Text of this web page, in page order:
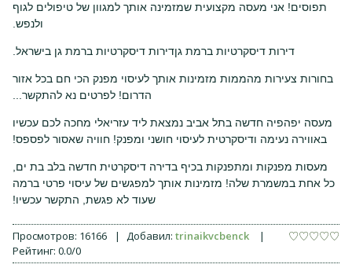
תפוסים! אני מעסה מקצועית שמזמינה אותך למגוון של טיפולים לגוף
ולנפש.
דירות דיסקרטיות ברמת גןדירות דיסקרטיות ברמת גן בישראל.
בחורות צעירות מהממות מזמינות אותך לעיסוי מפנק הכי חם בכל אזור
הדרום! לפרטים נא להתקשר...
מעסה יפהפיה חדשה בתל אביב נמצאת ליד עזריאלי מחכה לכם עכשיו
באווירה נעימה ודיסקרטית לעיסוי חושני ומפנק! חוויה שאסור לפספס!
מעסות מפנקות ומתפנקות בכיף בדירה דיסקרטית חדשה בלב בת ים,
כל אחת במשמרת שלה! מזמינות אותך למפגשים של עיסוי פרטי ברמה
שעוד לא פגשת, התקשר עכשיו!
Просмотров: 16166 | Добавил: trinaikvcbenck
|
Рейтинг: 0.0/0